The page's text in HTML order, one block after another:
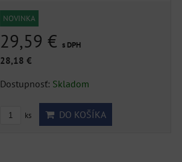
NOVINKA
29,59 € s DPH
28,18 €
Dostupnosť: Skladom
ks DO KOŠÍKA